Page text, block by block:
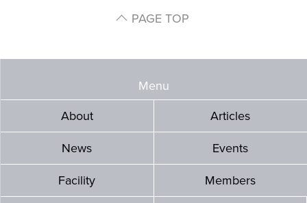
PAGE TOP
Menu
About
Articles
News Events
Facility Members